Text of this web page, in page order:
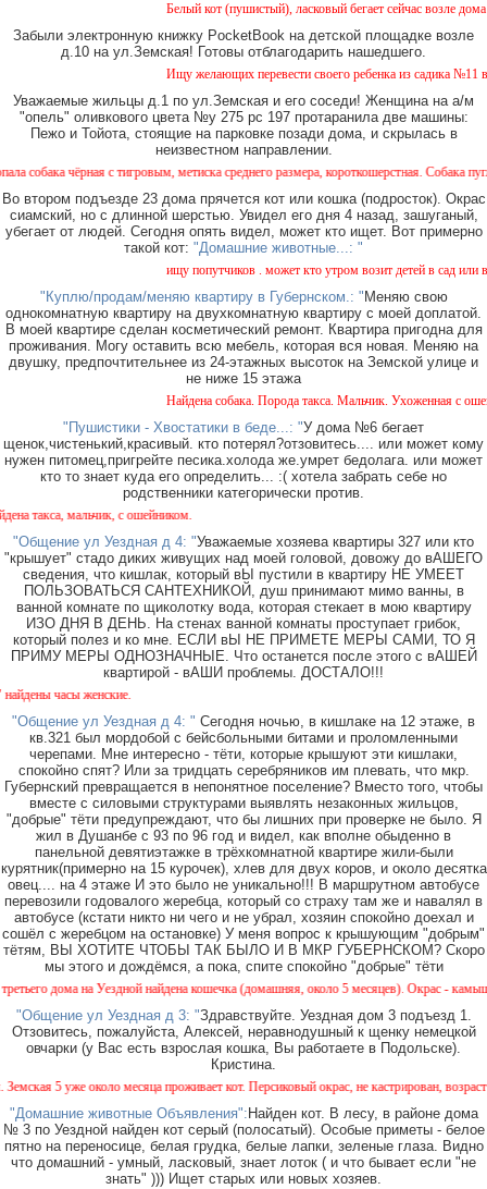
Белый кот (пушистый), ласковый бегает сейчас возле дома № 2
Забыли электронную книжку PocketBook на детской площадке возле
д.10 на ул.Земская! Готовы отблагодарить нашедшего.
Ищу желающих перевести своего ребенка из садика №11 в
Уважаемые жильцы д.1 по ул.Земская и его соседи! Женщина на а/м
"опель" оливкового цвета №у 275 рс 197 протаранила две машины:
Пежо и Тойота, стоящие на парковке позади дома, и скрылась в
неизвестном направлении.
с тигровым, метиска среднего размера, короткошерстная. Собака пугливая, не
Во втором подъезде 23 дома прячется кот или кошка (подросток). Окрас
сиамский, но с длинной шерстью. Увидел его дня 4 назад, зашуганый,
убегает от людей. Сегодня опять видел, может кто ищет. Вот примерно
такой кот: "Домашние животные...: "
ищу попутчиков . может кто утром возит детей в сад или в
"Куплю/продам/меняю квартиру в Губернском.: " Меняю свою
однокомнатную квартиру на двухкомнатную квартиру с моей доплатой.
В моей квартире сделан косметический ремонт. Квартира пригодна для
проживания. Могу оставить всю мебель, которая вся новая. Меняю на
двушку, предпочтительнее из 24-этажных высоток на Земской улице и
не ниже 15 этажа
Найдена собака. Порода такса. Мальчик. Ухоженная с
"Пушистики - Хвостатики в беде...: "У дома №6 бегает
щенок,чистенький,красивый. кто потерял?отзовитесь.... или может кому
нужен питомец,пригрейте песика.холода же.умрет бедолага. или может
кто то знает куда его определить... :( хотела забрать себе но
родственники категорически против.
с ошейником.
"Общение ул Уездная д 4: "Уважаемые хозяева квартиры 327 или кто
"крышует" стадо диких живущих над моей головой, довожу до вАШЕГО
сведения, что кишлак, который вЫ пустили в квартиру НЕ УМЕЕТ
ПОЛЬЗОВАТЬСЯ САНТЕХНИКОЙ, душ принимают мимо ванны, в
ванной комнате по щиколотку вода, которая стекает в мою квартиру
ИЗО ДНЯ В ДЕНЬ. На стенах ванной комнаты проступает грибок,
который полез и ко мне. ЕСЛИ вЫ НЕ ПРИМЕТЕ МЕРЫ САМИ, ТО Я
ПРИМУ МЕРЫ ОДНОЗНАЧНЫЕ. Что останется после этого с вАШЕЙ
квартирой - вАШИ проблемы. ДОСТАЛО!!!
"Общение ул Уездная д 4: " Сегодня ночью, в кишлаке на 12 этаже, в
кв.321 был мордобой с бейсбольными битами и проломленными
черепами. Мне интересно - тёти, которые крышуют эти кишлаки,
спокойно спят? Или за тридцать серебряников им плевать, что мкр.
Губернский превращается в непонятное поселение? Вместо того, чтобы
вместе с силовыми структурами выявлять незаконных жильцов,
"добрые" тёти предупреждают, что бы лишних при проверке не было. Я
жил в Душанбе с 93 по 96 год и видел, как вполне обыденно в
панельной девятиэтажке в трёхкомнатной квартире жили-были
курятник(примерно на 15 курочек), хлев для двух коров, и около десятка
овец.... на 4 этаже И это было не уникально!!! В маршрутном автобусе
перевозили годовалого жеребца, который со страху там же и навалял в
автобусе (кстати никто ни чего и не убрал, хозяин спокойно доехал и
сошёл с жеребцом на остановке) У меня вопрос к крышующим "добрым"
тётям, ВЫ ХОТИТЕ ЧТОБЫ ТАК БЫЛО И В МКР ГУБЕРНСКОМ? Скоро
мы этого и дождёмся, а пока, спите спокойно "добрые" тёти
Уездной найдена кошечка (домашняя, около 5 месяцев). Окрас - камышовый, на
"Общение ул Уездная д 3: "Здравствуйте. Уездная дом 3 подъезд 1.
Отзовитесь, пожалуйста, Алексей, неравнодушный к щенку немецкой
овчарки (у Вас есть взрослая кошка, Вы работаете в Подольске).
Кристина.
месяца проживает кот. Персиковый окрас, не кастрирован, возраст менее
"Домашние животные Объявления": Найден кот. В лесу, в районе дома
№ 3 по Уездной найден кот серый (полосатый). Особые приметы - белое
пятно на переносице, белая грудка, белые лапки, зеленые глаза. Видно
что домашний - умный, ласковый, знает лоток ( и что бывает если "не
знать" ))) Ищет старых или новых хозяев.